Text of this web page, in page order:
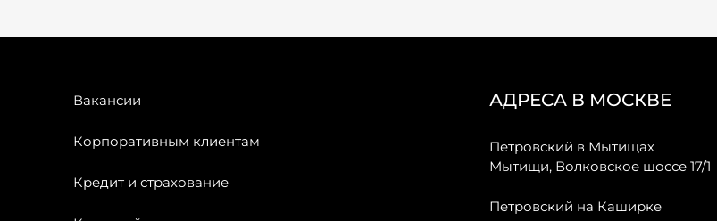
Вакансии
Корпоративным клиентам
Кредит и страхование
АДРЕСА В МОСКВЕ
Петровский в Мытищах
Мытищи, Волковское шоссе 17/1
Петровский на Каширке